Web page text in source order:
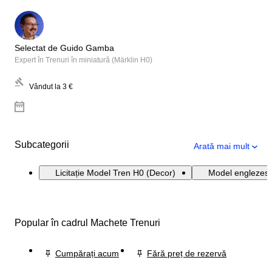
Selectat de Guido Gamba
Expert în Trenuri în miniatură (Märklin H0)
Vândut la 3 €
Subcategorii Arată mai mult
Licitație Model Tren H0 (Decor) Model
Popular în cadrul Machete Trenuri
Cumpărați acum
Fără preț de rezervă